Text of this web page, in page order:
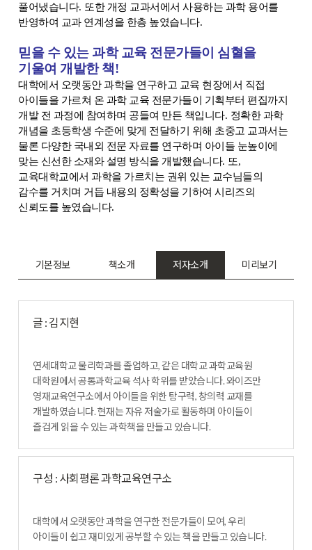
풀어냈습니다. 또한 개정 교과서에서 사용하는 과학 용어를
반영하여 교과 연계성을 한층 높였습니다.
믿을 수 있는 과학 교육 전문가들이 심혈을
기울여 개발한 책!
대학에서 오랫동안 과학을 연구하고 교육 현장에서 직접
아이들을 가르쳐 온 과학 교육 전문가들이 기획부터 편집까지
개발 전 과정에 참여하며 공들여 만든 책입니다. 정확한 과학
개념을 초등학생 수준에 맞게 전달하기 위해 초중고 교과서는
물론 다양한 국내외 전문 자료를 연구하며 아이들 눈높이에
맞는 신선한 소재와 설명 방식을 개발했습니다. 또,
교육대학교에서 과학을 가르치는 권위 있는 교수님들의
감수를 거치며 거듭 내용의 정확성을 기하여 시리즈의
신뢰도를 높였습니다.
기본정보 책소개 저자소개 미리보기
글 : 김지현
연세대학교 물리학과를 졸업하고, 같은 대학교 과학교육원
대학원에서 공통과학교육 석사 학위를 받았습니다. 와이즈만
영재교육연구소에서 아이들을 위한 탐구력, 창의력 교재를
개발하였습니다. 현재는 자유 저술가로 활동하며 아이들이
즐겁게 읽을 수 있는 과학책을 만들고 있습니다.
구성 : 사회평론 과학교육연구소
대학에서 오랫동안 과학을 연구한 전문가들이 모여, 우리
아이들이 쉽고 재미있게 공부할 수 있는 책을 만들고 있습니다.